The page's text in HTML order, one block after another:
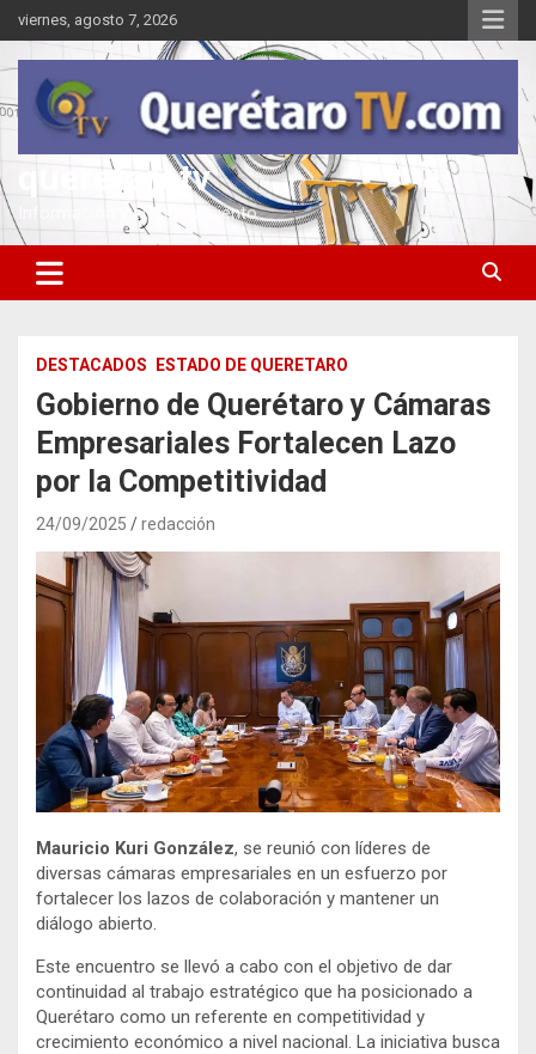
Saltar
al
contenido
viernes, agosto 7, 2026
queretarotv
Información y entretenimiento
DESTACADOS ESTADO DE QUERETARO
Gobierno de Querétaro y Cámaras
Empresariales Fortalecen Lazo
por la Competitividad
24/09/2025 redacción
Mauricio Kuri González, se reunió con líderes de
diversas cámaras empresariales en un esfuerzo por
fortalecer los lazos de colaboración y mantener un
diálogo abierto.
Este encuentro se llevó a cabo con el objetivo de dar
continuidad al trabajo estratégico que ha posicionado a
Querétaro como un referente en competitividad y
crecimiento económico a nivel nacional. La iniciativa busca